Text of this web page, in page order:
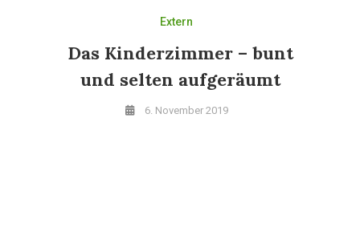
Extern
Das Kinderzimmer – bunt
und selten aufgeräumt
6. November 2019